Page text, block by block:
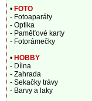
• FOTO
- Fotoaparáty
- Optika
- Paměťové karty
- Fotorámečky
• HOBBY
- Dílna
- Zahrada
- Sekačky trávy
- Barvy a laky